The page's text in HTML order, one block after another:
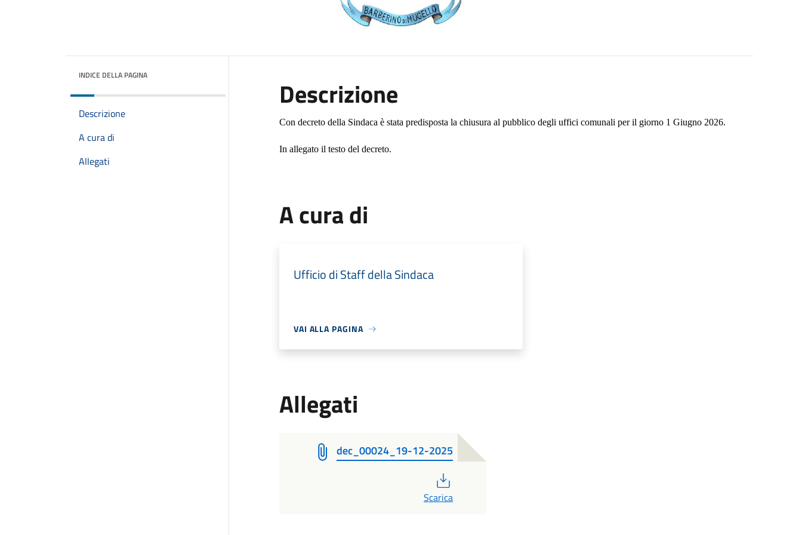
INDICE DELLA PAGINA
Descrizione
A cura di
Allegati
Descrizione
Con decreto della Sindaca è stata predisposta la chiusura al pubblico degli uffici comunali per il giorno 1 Giugno 2026.
In allegato il testo del decreto.
A cura di
Ufficio di Staff della Sindaca
VAI ALLA PAGINA
Allegati
dec_00024_19-12-2025
Scarica